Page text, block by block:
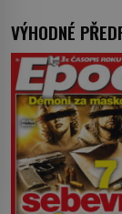
VÝHODNÉ